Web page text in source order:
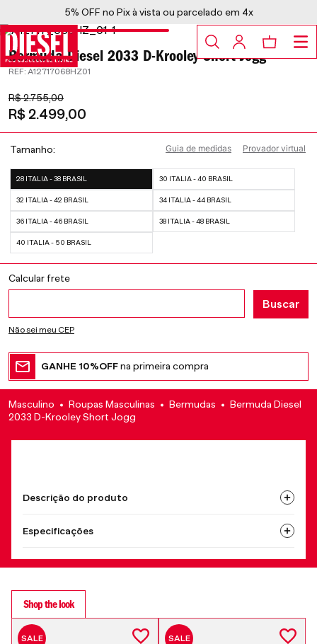
5% OFF no Pix à vista ou parcelado em 4x
Bermuda Diesel 2033 D-Krooley Short Jogg
: A12717068HZ01
R$2.755,00
R$ 2.499,00
Provador virtual
Guia de medidas
Tamanho
28 ITALIA - 38 BRASIL 30 ITALIA - 40 BRASIL
32 ITALIA - 42 BRASIL 34 ITALIA - 44 BRASIL
36 ITALIA - 46 BRASIL 38 ITALIA - 48 BRASIL
40 ITALIA - 50 BRASIL
Não sei meu CEP
GANHE 10%OFFna primeira compra
Masculino Roupas Masculinas Bermudas
Bermuda Diesel
2033 D-Krooley Short Jogg
Descrição do produto
Especificações
Shop the look
SALE SALE